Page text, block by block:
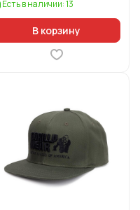
Есть в наличии: 13
В корзину